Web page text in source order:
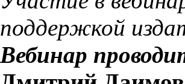
поддержкой
Вебинар